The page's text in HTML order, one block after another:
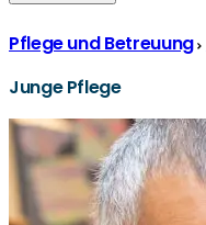
Pflege und Betreuung
Junge Pflege